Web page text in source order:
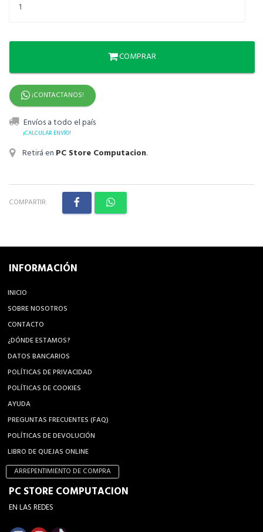
COMPRAR
¡CONTACTANOS!
Envíos a todo el país
¡CALCULAR ENVÍO!
Retirá en PC Store Computacion.
COMPARTIR:
INFORMACIÓN
INICIO
SOBRE NOSOTROS
CONTACTO
¿DÓNDE ESTAMOS?
DATOS BANCARIOS
POLÍTICAS DE PRIVACIDAD
POLÍTICAS DE COOKIES
AYUDA
PREGUNTAS FRECUENTES (FAQ)
POLÍTICAS DE DEVOLUCIÓN
LIBRO DE QUEJAS ONLINE
ARREPENTIMIENTO DE COMPRA
PC STORE COMPUTACION
EN LAS REDES